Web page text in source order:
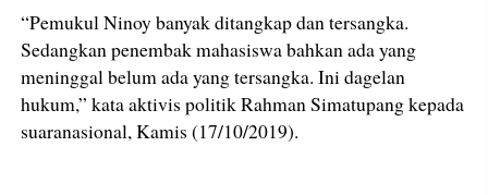
“Pemukul Ninoy banyak ditangkap dan tersangka.
Sedangkan penembak mahasiswa bahkan ada yang
meninggal belum ada yang tersangka. Ini dagelan
hukum,” kata aktivis politik Rahman Simatupang kepada
suaranasional, Kamis (17/10/2019).